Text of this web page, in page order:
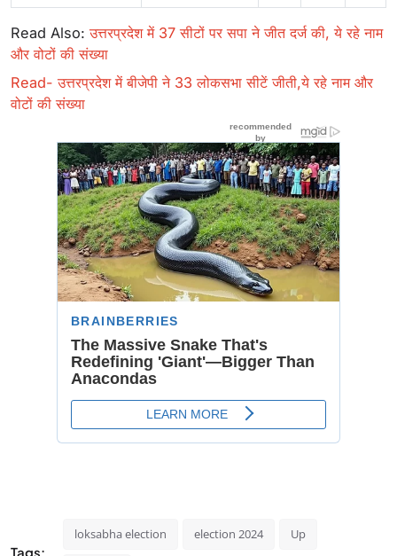
Read Also:उत्तरप्रदेश में 37 सीटों पर सपा ने जीत दर्ज की, ये रहे नाम
और वोटों की संख्या
Read- उत्तरप्रदेश में बीजेपी ने 33 लोकसभा सीटें जीती,ये रहे नाम और
वोटों की संख्या
Tags:
loksabha election election 2024 Up